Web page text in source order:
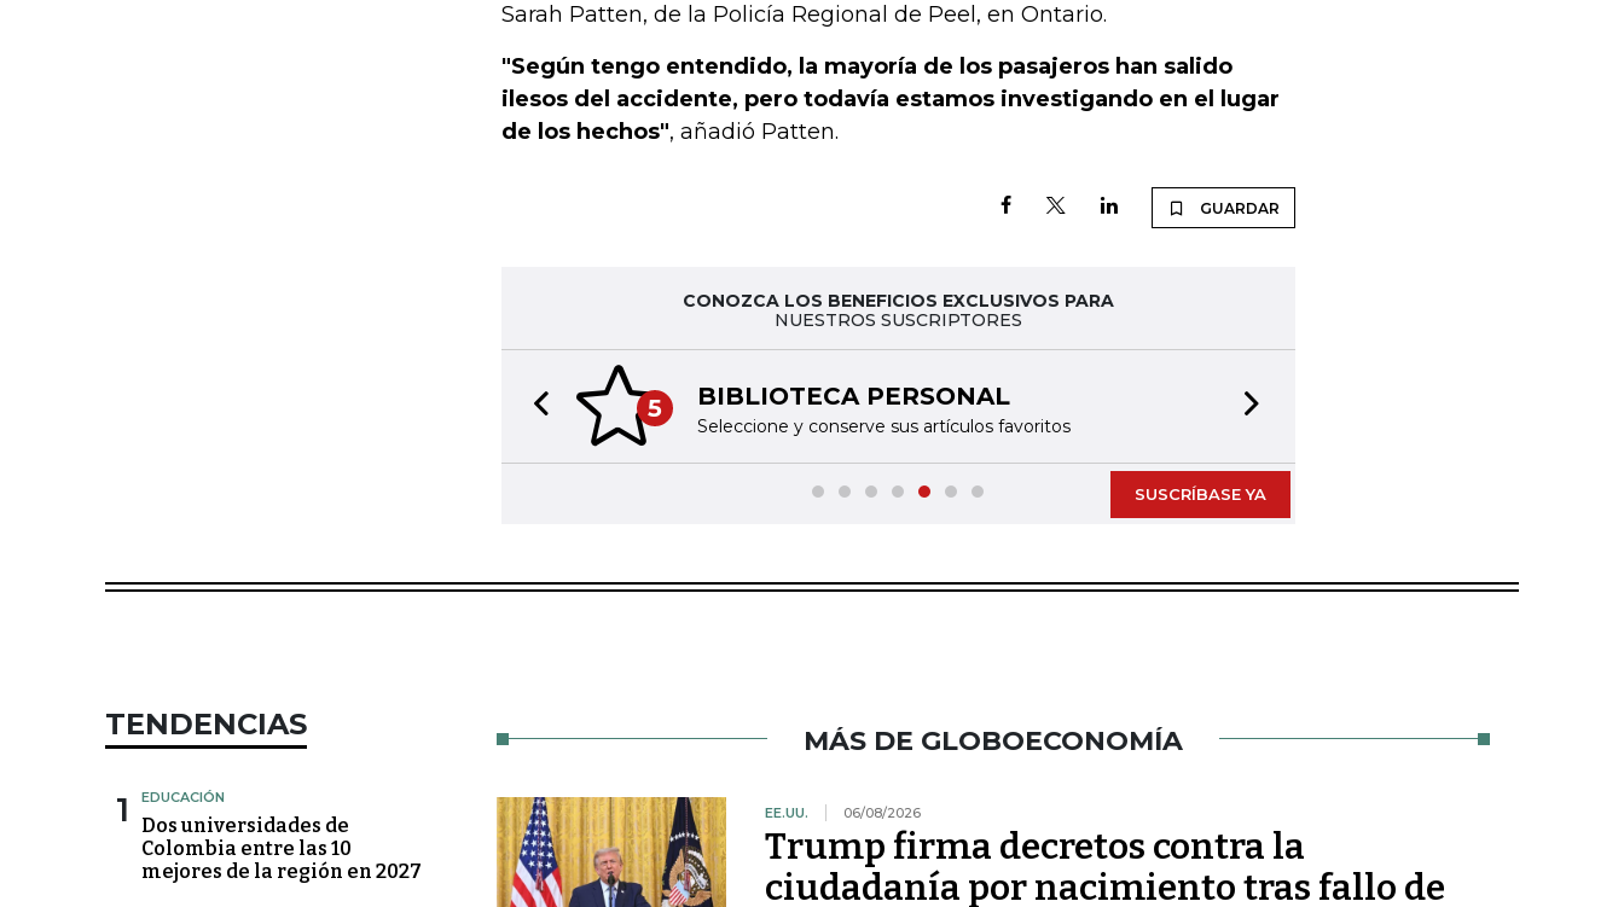
Sarah Patten, de la Policía Regional de Peel, en Ontario.
"Según tengo entendido, la mayoría de los pasajeros han salido
ilesos del accidente, pero todavía estamos investigando en el lugar
de los hechos", añadió Patten.
GUARDAR
CONOZCA LOS BENEFICIOS EXCLUSIVOS PARA
NUESTROS SUSCRIPTORES
5 BIBLIOTECA PERSONAL
Seleccione y conserve sus artículos favoritos
Previous slide
SUSCRÍBASE YA
TENDENCIAS
1 EDUCACIÓN
Dos universidades de
Colombia entre las 10
mejores de la región en 2027
MÁS DE GLOBOECONOMÍA
EE.UU. 06/08/2026
Trump firma decretos contra la
ciudadanía por nacimiento tras fallo de